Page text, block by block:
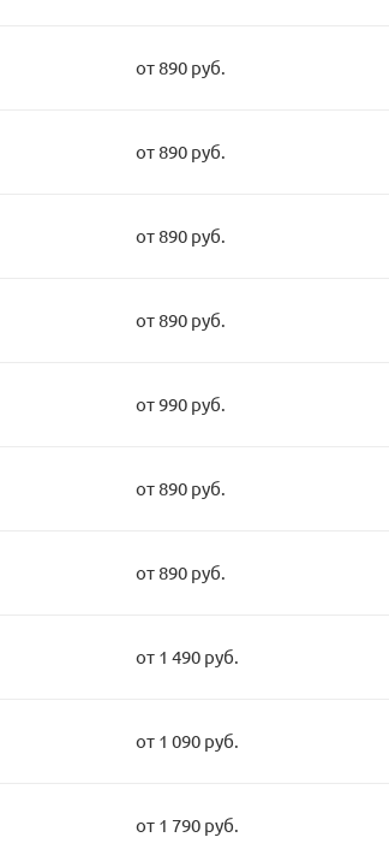
от 890 руб.
от 890 руб.
от 890 руб.
от 890 руб.
от 990 руб.
от 890 руб.
от 890 руб.
от 1 490 руб.
от 1 090 руб.
от 1 790 руб.